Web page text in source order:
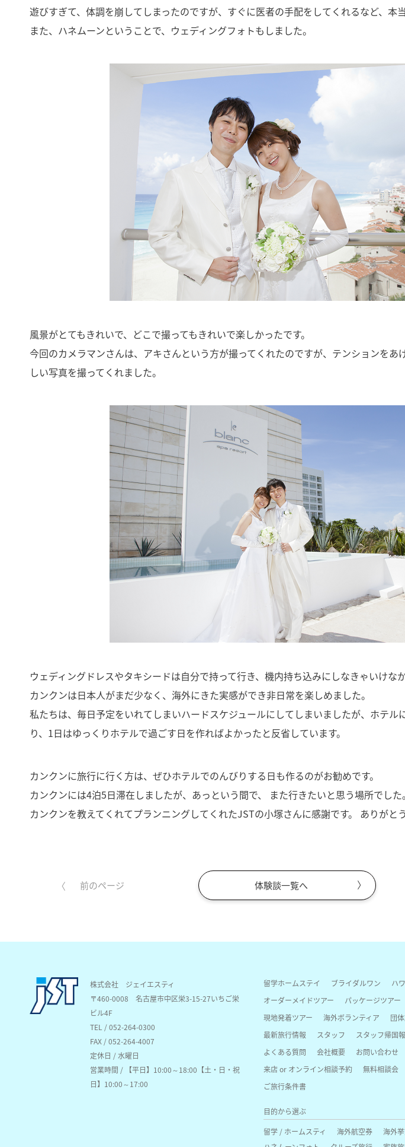
遊びすぎて、体調を崩してしまったのですが、すぐに医者の手配をしてくれるなど、本
また、ハネムーンということで、ウェディングフォトもしました。
風景がとてもきれいで、どこで撮ってもきれいで楽しかったです。
今回のカメラマンさんは、アキさんという方が撮ってくれたのですが、テンションをあ
しい写真を撮ってくれました。
ウェディングドレスやタキシードは自分で持って行き、機内持ち込みにしなきゃいけな
カンクンは日本人がまだ少なく、海外にきた実感ができ非日常を楽しめました。
私たちは、毎日予定をいれてしまいハードスケジュールにしてしまいましたが、ホテル
り、1日はゆっくりホテルで過ごす日を作ればよかったと反省しています。
カンクンに旅行に行く方は、ぜひホテルでのんびりする日も作るのがお勧めです。
カンクンには4泊5日滞在しましたが、あっという間で、 また行きたいと思う場所でした。
カンクンを教えてくれてプランニングしてくれたJSTの小塚さんに感謝です。 ありがと
前のページ 体験談一覧へ
株式会社 ジェイエスティ
〒460-0008名古屋市中区栄3-15-27いちご栄
ビル4F
TEL / 052-264-0300
FAX / 052-264-4007
定休日 / 水曜日
営業時間 / 【平日】10:00～18:00【土・日・祝
日】10:00～17:00
留学ホームステイ ブライダルワン
ハ
オーダーメイドツアー
パッケージツアー
現地発着ツアー
海外ボランティア 団
最新旅行情報
スタッフ スタッフ帰国
よくある質問
会社概要 お問い合わせ
来店 or オンライン相談予約
無料相談会
ご旅行条件書
目的から選ぶ
留学 / ホームスティ
海外航空券 海外